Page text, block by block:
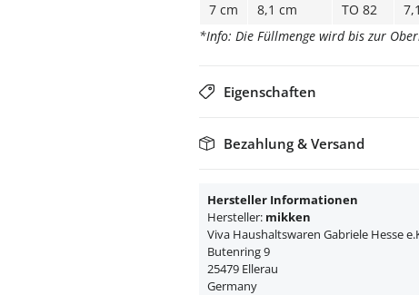
7 cm
8,1 cm TO 82
*Info: Die Füllmenge wird bis zur
Eigenschaften
Bezahlung & Versand
Hersteller Informationen
Hersteller: mikken
Viva Haushaltswaren Gabriele Hesse
Butenring 9
25479 Ellerau
Germany